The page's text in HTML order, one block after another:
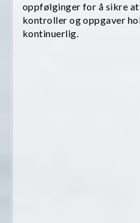
oppfølginger for å sikre
kontroller og oppgaver
kontinuerlig.